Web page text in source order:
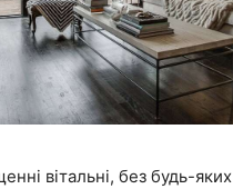
вітальні, без будь-яких